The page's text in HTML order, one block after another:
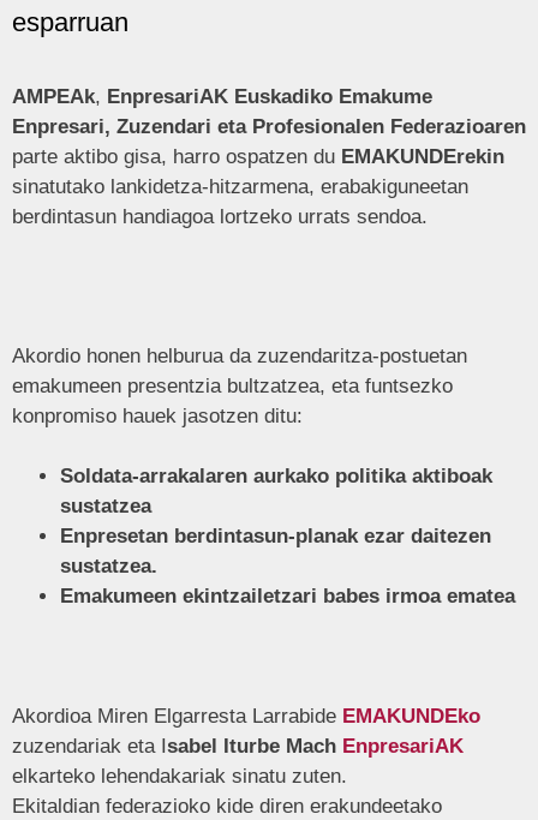
esparruan
AMPEAk, EnpresariAK Euskadiko Emakume
Enpresari, Zuzendari eta Profesionalen Federazioaren
parte aktibo gisa, harro ospatzen du EMAKUNDErekin
sinatutako lankidetza-hitzarmena, erabakiguneetan
berdintasun handiagoa lortzeko urrats sendoa.
Akordio honen helburua da zuzendaritza-postuetan
emakumeen presentzia bultzatzea, eta funtsezko
konpromiso hauek jasotzen ditu:
Soldata-arrakalaren aurkako politika aktiboak
sustatzea
Enpresetan berdintasun-planak ezar daitezen
sustatzea.
Emakumeen ekintzailetzari babes irmoa ematea
Akordioa Miren Elgarresta Larrabide EMAKUNDEko
zuzendariak eta Isabel Iturbe Mach EnpresariAK
elkarteko lehendakariak sinatu zuten.
Ekitaldian federazioko kide diren erakundeetako